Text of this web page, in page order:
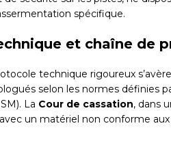
spécifique.
et chaîne de
technique rigoureux
selon les normes définies
La Cour de cassation, dans
un matériel non conforme aux